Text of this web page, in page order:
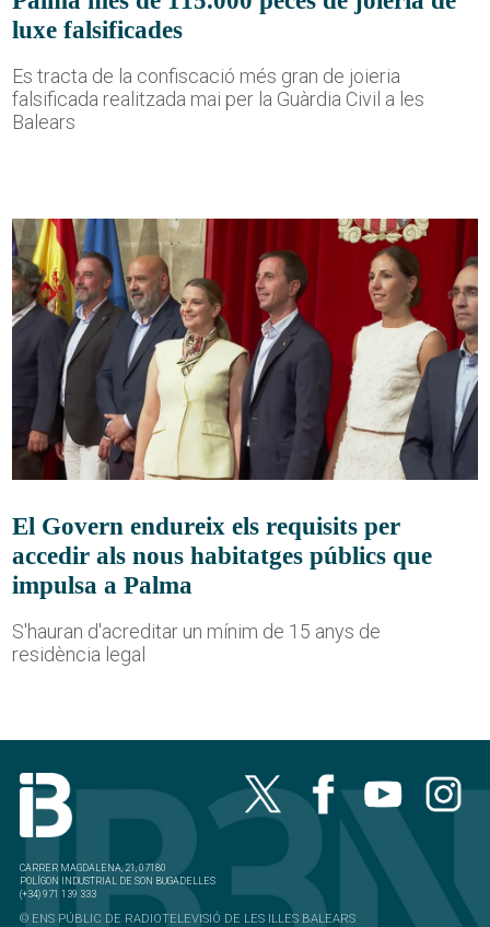
luxe falsificades
Es tracta de la confiscació més gran de joieria
falsificada realitzada mai per la Guàrdia Civil a les
Balears
El Govern endureix els requisits per
accedir als nous habitatges públics que
impulsa a Palma
S'hauran d'acreditar un mínim de 15 anys de
residència legal
CARRER MAGDALENA, 21, 07180
POLÍGON INDUSTRIAL DE SON BUGADELLES
(+34) 971 139 333
© ENS PÚBLIC DE RADIOTELEVISIÓ DE LES ILLES BALEARS